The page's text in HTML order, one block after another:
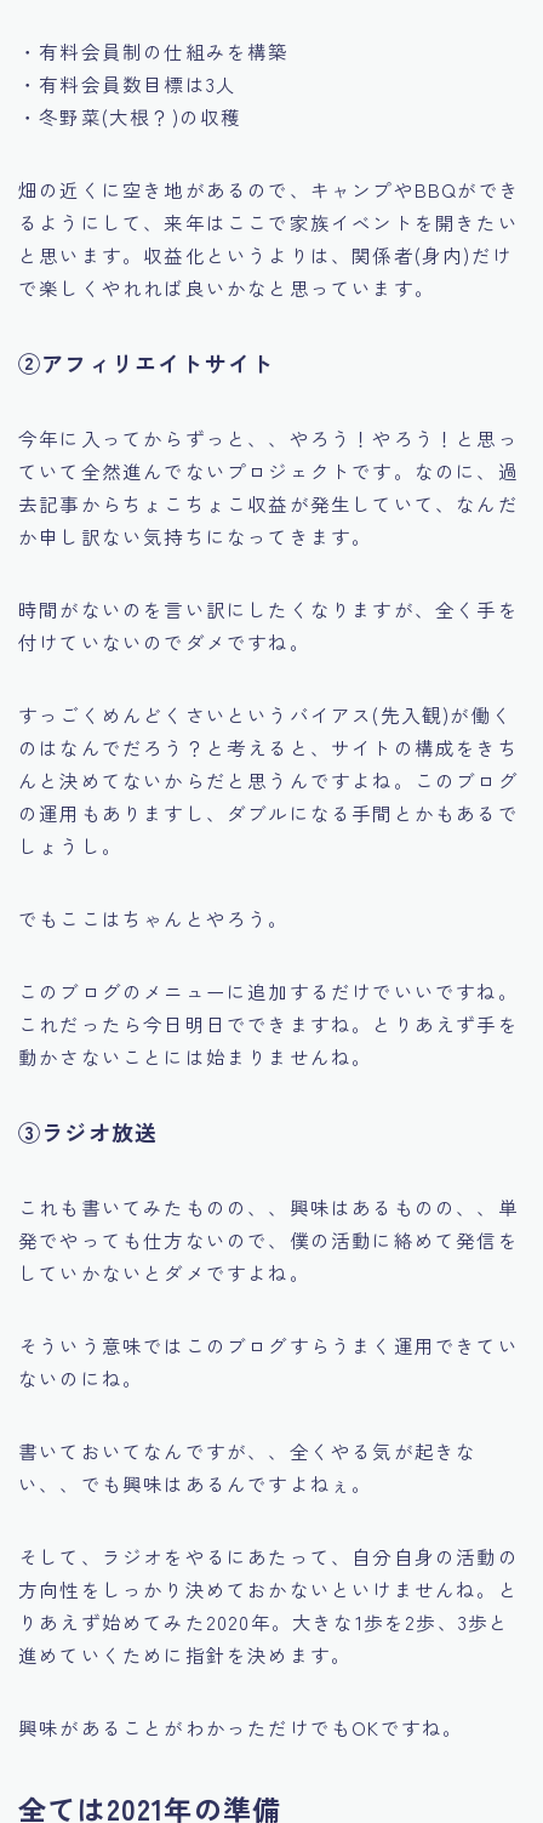
・有料会員制の仕組みを構築
・有料会員数目標は3人
・冬野菜(大根？)の収穫
畑の近くに空き地があるので、キャンプやBBQができ
るようにして、来年はここで家族イベントを開きたい
と思います。収益化というよりは、関係者(身内)だけ
で楽しくやれれば良いかなと思っています。
②アフィリエイトサイト
今年に入ってからずっと、、やろう！やろう！と思っ
ていて全然進んでないプロジェクトです。なのに、過
去記事からちょこちょこ収益が発生していて、なんだ
か申し訳ない気持ちになってきます。
時間がないのを言い訳にしたくなりますが、全く手を
付けていないのでダメですね。
すっごくめんどくさいというバイアス(先入観)が働く
のはなんでだろう？と考えると、サイトの構成をきち
んと決めてないからだと思うんですよね。このブログ
の運用もありますし、ダブルになる手間とかもあるで
しょうし。
でもここはちゃんとやろう。
このブログのメニューに追加するだけでいいですね。
これだったら今日明日でできますね。とりあえず手を
動かさないことには始まりませんね。
③ラジオ放送
これも書いてみたものの、、興味はあるものの、、単
発でやっても仕方ないので、僕の活動に絡めて発信を
していかないとダメですよね。
そういう意味ではこのブログすらうまく運用できてい
ないのにね。
書いておいてなんですが、、全くやる気が起きな
い、、でも興味はあるんですよねぇ。
そして、ラジオをやるにあたって、自分自身の活動の
方向性をしっかり決めておかないといけませんね。と
りあえず始めてみた2020年。大きな1歩を2歩、3歩と
進めていくために指針を決めます。
興味があることがわかっただけでもOKですね。
全ては2021年の準備